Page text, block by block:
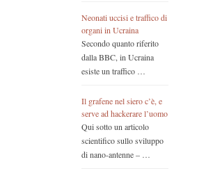
Neonati uccisi e traffico di
organi in Ucraina
Secondo quanto riferito
dalla BBC, in Ucraina
esiste un traffico …
Il grafene nel siero c’è, e
serve ad hackerare l’uomo
Qui sotto un articolo
scientifico sullo sviluppo
di nano-antenne – …